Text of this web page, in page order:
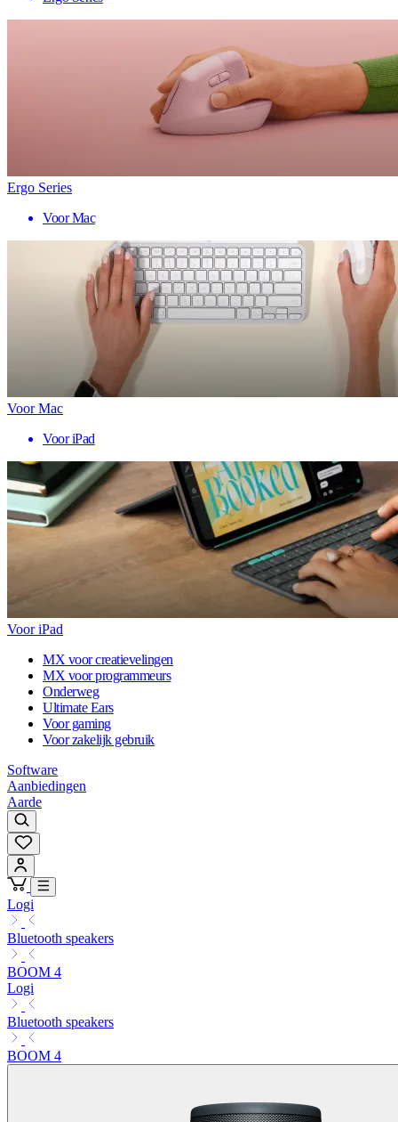
Ergo Series
Voor Mac
Voor Mac
Voor iPad
Voor iPad
MX voor creatievelingen
MX voor programmeurs
Onderweg
Ultimate Ears
Voor gaming
Voor zakelijk gebruik
Software
Aanbiedingen
Aarde
Logi
Bluetooth speakers
BOOM 4
Logi
Bluetooth speakers
BOOM 4